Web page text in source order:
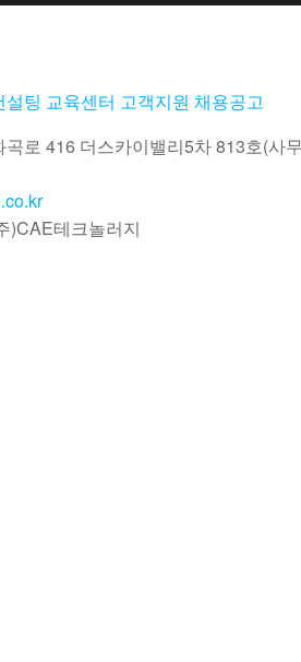
설팅 교육센터 고객지원 채용공고
로 416 더스카이밸리5차813호(사
)CAE테크놀러지